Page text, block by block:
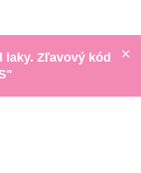
laky. Zľavový kód